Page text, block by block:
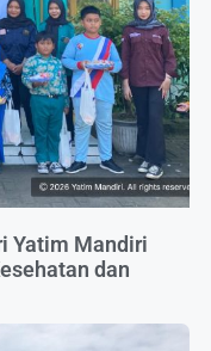
Yatim Mandiri
dan